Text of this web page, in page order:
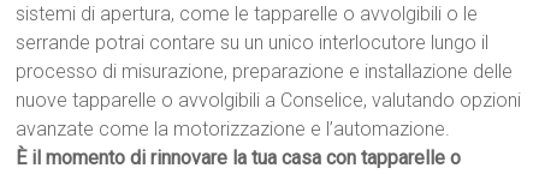
sistemi di apertura, come le tapparelle o avvolgibili o le
serrande potrai contare su un unico interlocutore lungo il
processo di misurazione, preparazione e installazione delle
nuove tapparelle o avvolgibili a Conselice, valutando opzioni
avanzate come la motorizzazione e l’automazione.
È il momento di rinnovare la tua casa con tapparelle o